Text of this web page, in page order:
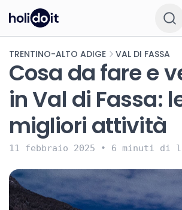
TRENTINO-ALTO ADIGE VAL DI FASSA
Cosa da fare e
in Val di Fassa: le
migliori attività
11 febbraio 2025 • 6 minuti di